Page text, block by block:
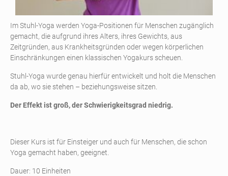
Im Stuhl-Yoga werden Yoga-Positionen für Menschen zugänglich
gemacht, die aufgrund ihres Alters, ihres Gewichts, aus
Zeitgründen, aus Krankheitsgründen oder wegen körperlichen
Einschränkungen einen klassischen Yogakurs scheuen.
Stuhl-Yoga wurde genau hierfür entwickelt und holt die Menschen
da ab, wo sie stehen – beziehungsweise sitzen.
Der Effekt ist groß, der Schwierigkeitsgrad niedrig.
Dieser Kurs ist für Einsteiger und auch für Menschen, die schon
Yoga gemacht haben, geeignet.
Dauer: 10 Einheiten